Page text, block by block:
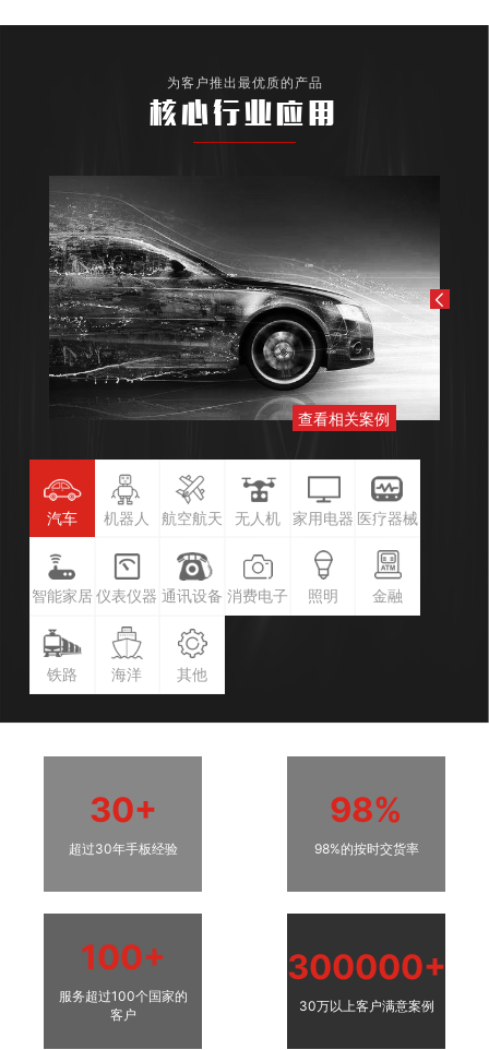
为客户推出最优质的产品
核心行业应用
查看相关案例
汽车 机器人 航空航天 无人机 家用电器 医疗器械
智能家居 仪表仪器 通讯设备 消费电子 照明 金融
铁路 海洋 其他
30+
超过30年手板经验
98%
98%的按时交货率
100+
服务超过100个国家的
客户
300000+
30万以上客户满意案例